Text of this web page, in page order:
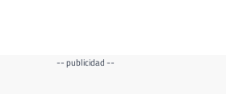
-- publicidad --